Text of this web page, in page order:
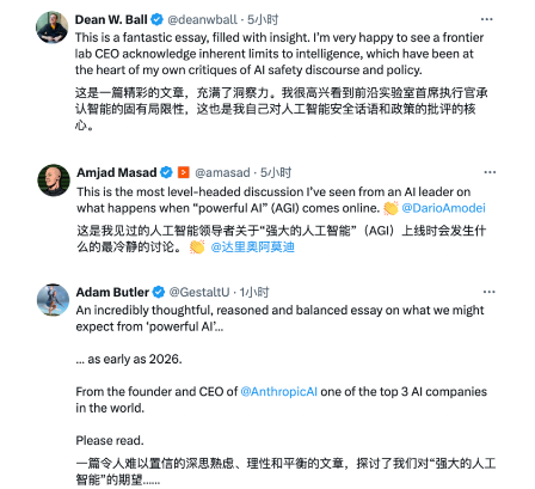
活
动
中
GAIR
专
题